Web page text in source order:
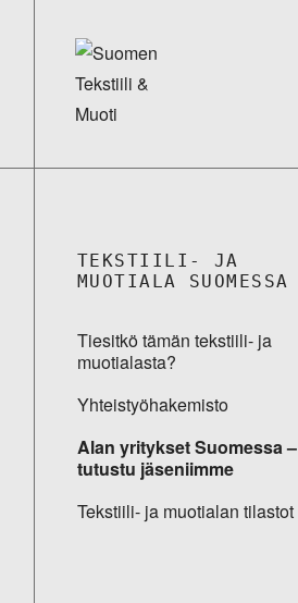
TEKSTIILI- JA
MUOTIALA SUOMESSA
Tiesitkö tämän tekstiili- ja
muotialasta?
Yhteistyö­hakemisto
Alan yritykset Suomessa –
tutustu jäseniimme
Tekstiili- ja muotialan tilastot